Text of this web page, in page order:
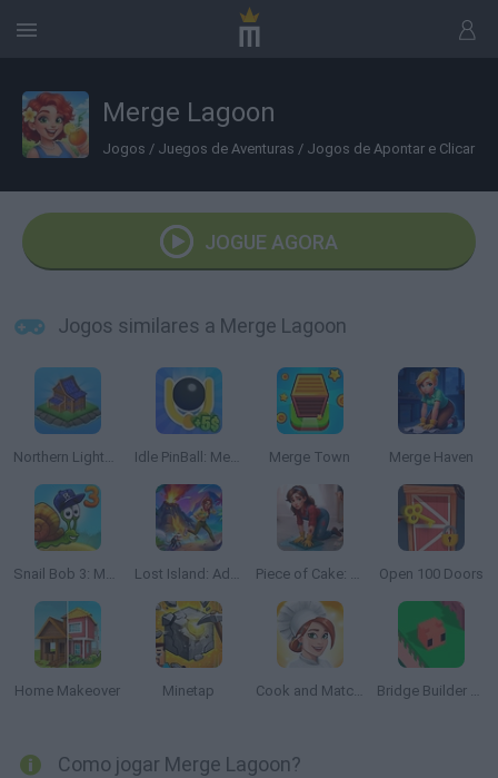
Merge Lagoon
Jogos / Juegos de Aventuras / Jogos de Apontar e Clicar
JOGUE AGORA
Jogos similares a Merge Lagoon
Northern Lights: The secret of the forest Idle PinBall: Merge Clicker Merge Town Merge Haven
Snail Bob 3: Mysterious Island Lost Island: Adventure Farm Piece of Cake: Merge & Bake Open 100 Doors
Home Makeover Minetap Cook and Match: Sara's Adventure Bridge Builder Fancade
Como jogar Merge Lagoon?